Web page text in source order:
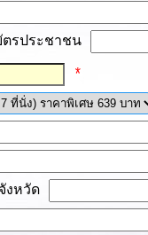
ตรประชาชน
*
งหวัด